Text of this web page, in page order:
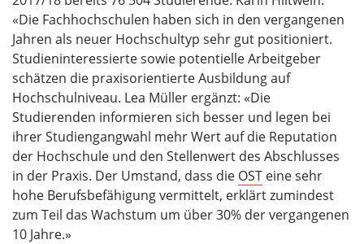
«Die Fachhochschulen haben sich in den vergangenen
Jahren als neuer Hochschultyp sehr gut positioniert.
Studieninteressierte sowie potentielle Arbeitgeber
schätzen die praxisorientierte Ausbildung auf
Hochschulniveau. Lea Müller ergänzt: «Die
Studierenden informieren sich besser und legen bei
ihrer Studiengangwahl mehr Wert auf die Reputation
der Hochschule und den Stellenwert des Abschlusses
in der Praxis. Der Umstand, dass die OST eine sehr
hohe Berufsbefähigung vermittelt, erklärt zumindest
zum Teil das Wachstum um über 30% der vergangenen
10 Jahre.»